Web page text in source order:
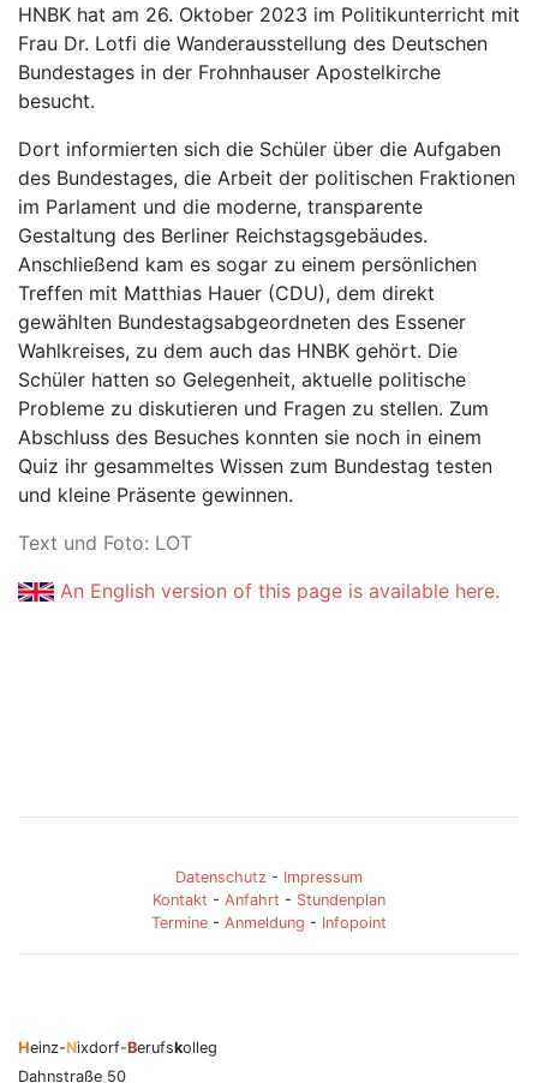
HNBK hat am 26. Oktober 2023 im Politikunterricht mit
Frau Dr. Lotfi die Wanderausstellung des Deutschen
Bundestages in der Frohnhauser Apostelkirche
besucht.
Dort informierten sich die Schüler über die Aufgaben
des Bundestages, die Arbeit der politischen Fraktionen
im Parlament und die moderne, transparente
Gestaltung des Berliner Reichstagsgebäudes.
Anschließend kam es sogar zu einem persönlichen
Treffen mit Matthias Hauer (CDU), dem direkt
gewählten Bundestagsabgeordneten des Essener
Wahlkreises, zu dem auch das HNBK gehört. Die
Schüler hatten so Gelegenheit, aktuelle politische
Probleme zu diskutieren und Fragen zu stellen. Zum
Abschluss des Besuches konnten sie noch in einem
Quiz ihr gesammeltes Wissen zum Bundestag testen
und kleine Präsente gewinnen.
Text und Foto: LOT
An English version of this page is available here.
Datenschutz - Impressum
Kontakt - Anfahrt - Stundenplan
Termine - Anmeldung - Infopoint
Heinz-Nixdorf-Berufskolleg
Dahnstraße 50